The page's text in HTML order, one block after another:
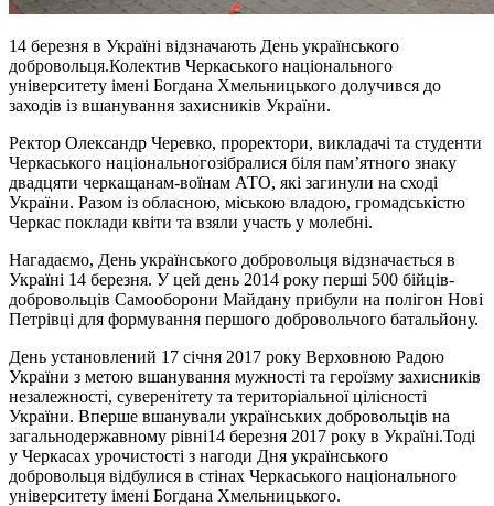
14 березня в Україні відзначають День українського
добровольця.Колектив Черкаського національного
університету імені Богдана Хмельницького долучився до
заходів із вшанування захисників України.
Ректор Олександр Черевко, проректори, викладачі та студенти
Черкаського національногозібралися біля пам’ятного знаку
двадцяти черкащанам-воїнам АТО, які загинули на сході
України. Разом із обласною, міською владою, громадськістю
Черкас поклади квіти та взяли участь у молебні.
Нагадаємо, День українського добровольця відзначається в
Україні 14 березня. У цей день 2014 року перші 500 бійців-
добровольців Самооборони Майдану прибули на полігон Нові
Петрівці для формування першого добровольчого батальйону.
День установлений 17 січня 2017 року Верховною Радою
України з метою вшанування мужності та героїзму захисників
незалежності, суверенітету та територіальної цілісності
України. Вперше вшанували українських добровольців на
загальнодержавному рівні14 березня 2017 року в Україні.Тоді
у Черкасах урочистості з нагоди Дня українського
добровольця відбулися в стінах Черкаського національного
університету імені Богдана Хмельницького.